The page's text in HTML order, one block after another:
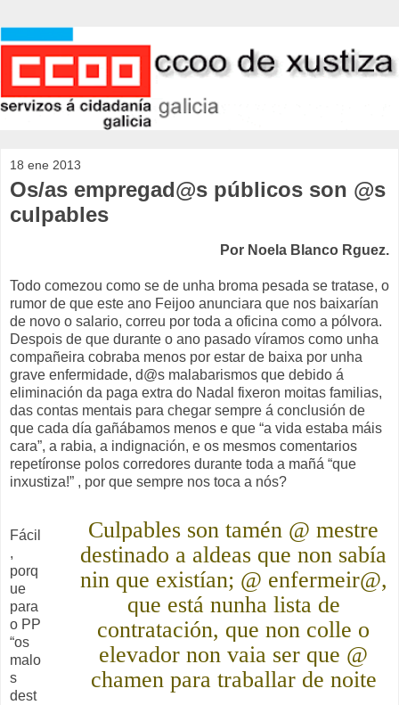
18 ene 2013
Os/as empregad@s públicos son @s
culpables
Por Noela Blanco Rguez.
Todo comezou como se de unha broma pesada se tratase, o
rumor de que este ano Feijoo anunciara que nos baixarían
de novo o salario, correu por toda a oficina como a pólvora.
Despois de que durante o ano pasado víramos como unha
compañeira cobraba menos por estar de baixa por unha
grave enfermidade, d@s malabarismos que debido á
eliminación da paga extra do Nadal fixeron moitas familias,
das contas mentais para chegar sempre á conclusión de
que cada día gañábamos menos e que “a vida estaba máis
cara”, a rabia, a indignación, e os mesmos comentarios
repetíronse polos corredores durante toda a mañá “que
inxustiza!” , por que sempre nos toca a nós?
Culpables son tamén @ mestre
destinado a aldeas que non sabía
nin que existían; @ enfermeir@,
que está nunha lista de
contratación, que non colle o
elevador non vaia ser que @
chamen para traballar de noite
Fácil
,
porq
ue
para
o PP
“os
malo
s
dest